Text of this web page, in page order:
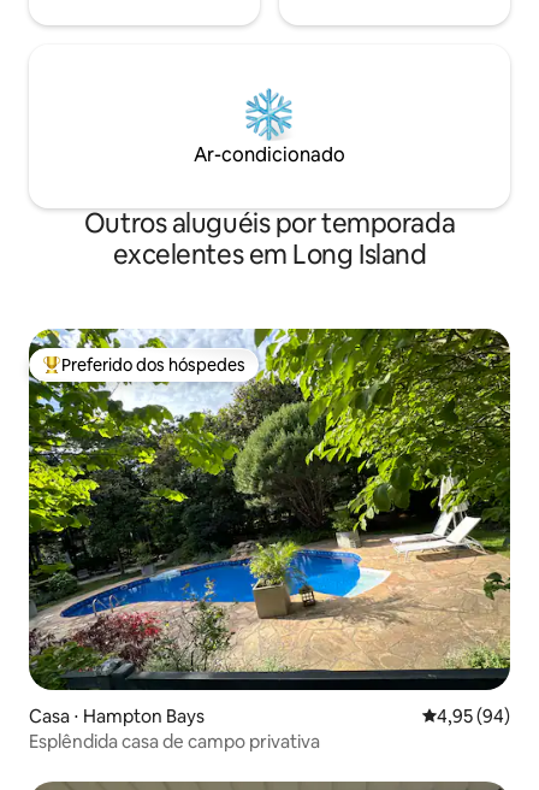
Ar-condicionado
Outros aluguéis por temporada
excelentes em Long Island
Entre os melhores preferidos dos hóspedes
Preferido dos hóspedes
Casa ⋅ Hampton Bays 4,95 de uma
4,95 (94)
Esplêndida casa de campo privativa